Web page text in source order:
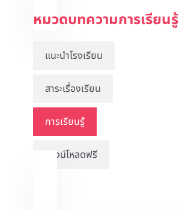
หมวดบทความการเรียนรู้
แนะนำโรงเรียน
สาระเรื่องเรียน
การเรียนรู้
ดาวน์โหลดฟรี